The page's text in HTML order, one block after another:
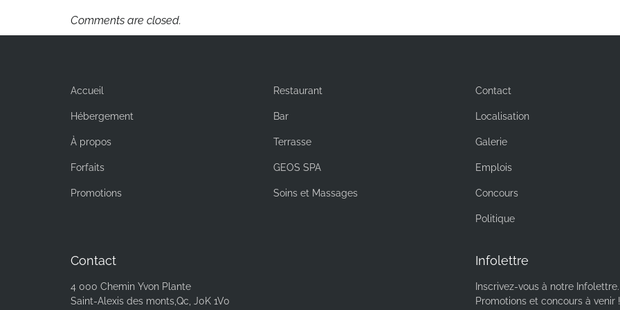
Comments are closed.
Accueil
Hébergement
À propos
Forfaits
Promotions
Contact
4 000 Chemin Yvon Plante
Saint-Alexis des monts,Qc, J0K 1V0
Restaurant
Bar
Terrasse
GEOS SPA
Soins et Massages
Contact
Localisation
Galerie
Emplois
Concours
Politique
Infolettre
Inscrivez-vous à notre Infolettre.
Promotions et concours à venir !